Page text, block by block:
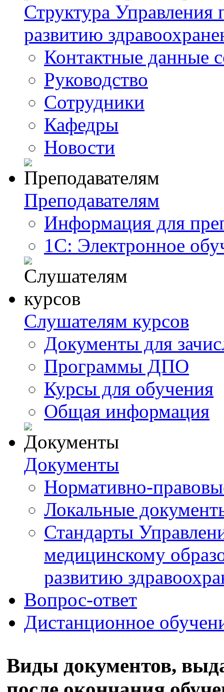
Структура
развитию
Контактные данные
Руководство
Сотрудники
Кафедры
Новости
Преподавателям
Информация для
1С: Электронное
Слушателям курсов
Документы для
Программы ДПО
Курсы для обучения
Общая информация
Документы
Нормативно-
Локальные
Стандарты
медицинскому
развитию
Вопрос-ответ
Дистанционное
Виды документов,